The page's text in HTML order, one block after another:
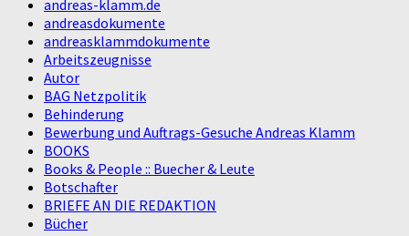
andreas-klamm.de
andreasdokumente
andreasklammdokumente
Arbeitszeugnisse
Autor
BAG Netzpolitik
Behinderung
Bewerbung und Auftrags-Gesuche Andreas Klamm
BOOKS
Books & People :: Buecher & Leute
Botschafter
BRIEFE AN DIE REDAKTION
Bücher